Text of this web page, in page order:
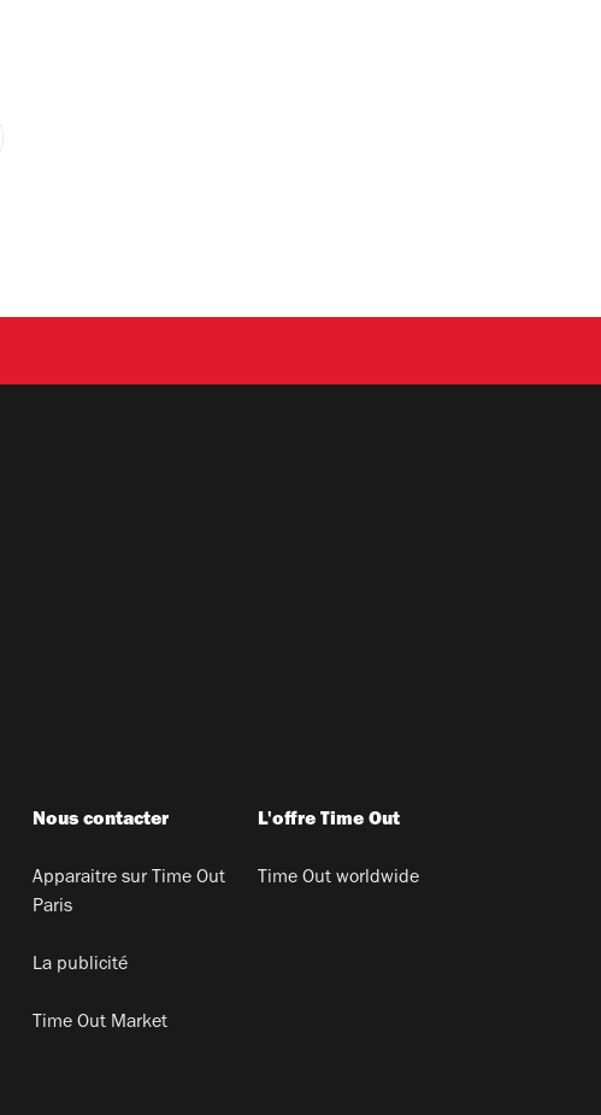
Nous contacter
Apparaitre sur Time Out
Paris
La publicité
Time Out Market
L'offre Time Out
Time Out worldwide